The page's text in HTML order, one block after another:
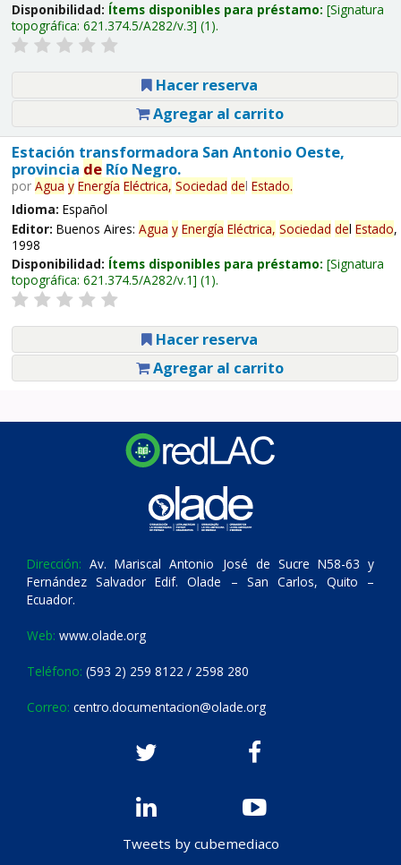
Disponibilidad: Ítems disponibles para préstamo: Signatura
topográfica: 621.374.5/A282/v.3 (1).
Hacer reserva
Agregar al carrito
Estación transformadora San Antonio Oeste,
provincia deRío Negro.
por Agua y Energía Eléctrica, Sociedad del Estado.
Idioma: Español
Editor: Buenos Aires: Agua y Energía Eléctrica, Sociedad del Estado,
1998
Disponibilidad: Ítems disponibles para préstamo: Signatura
topográfica: 621.374.5/A282/v.1 (1).
Hacer reserva
Agregar al carrito
Dirección: Av. Mariscal Antonio José de Sucre N58-63 y
Fernández Salvador Edif. Olade – San Carlos, Quito –
Ecuador.
Web: www.olade.org
Teléfono: (593 2) 259 8122 / 2598 280
Correo: centro.documentacion@olade.org
Tweets by cubemediaco